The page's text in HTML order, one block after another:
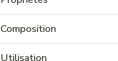
Composition
Utilisation